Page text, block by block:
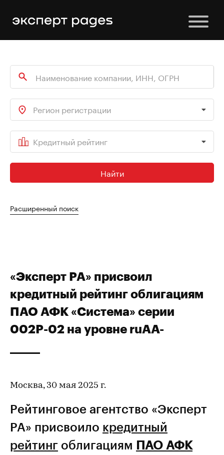
Регион регистрации
Кредитный рейтинг
Найти
Расширенный поиск
«Эксперт РА» присвоил
кредитный рейтинг облигациям
ПАО АФК «Система» серии
002Р-02 на уровне ruAA-
Москва, 30 мая 2025 г.
Рейтинговое агентство «Эксперт
РА» присвоило кредитный
рейтинг облигациям ПАО АФК